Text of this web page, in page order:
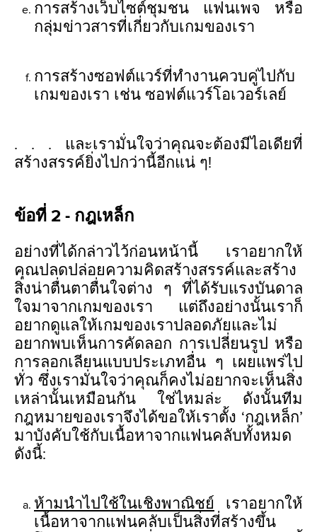
การสร้างเว็บไซต์ชุมชน แฟนเพจ หรือ
กลุ่มข่าวสารที่เกี่ยวกับเกมของเรา
การสร้างซอฟต์แวร์ที่ทำงานควบคู่ไปกับ
เกมของเรา เช่น ซอฟต์แวร์โอเวอร์เลย์
. . . และเรามั่นใจว่าคุณจะต้องมีไอเดียที่
สร้างสรรค์ยิ่งไปกว่านี้อีกแน่ ๆ!
ข้อที่ 2 - กฎเหล็ก
อย่างที่ได้กล่าวไว้ก่อนหน้านี้ เราอยากให้
คุณปลดปล่อยความคิดสร้างสรรค์และสร้าง
สิ่งน่าตื่นตาตื่นใจต่าง ๆ ที่ได้รับแรงบันดาล
ใจมาจากเกมของเรา แต่ถึงอย่างนั้นเราก็
อยากดูแลให้เกมของเราปลอดภัยและไม่
อยากพบเห็นการคัดลอก การเปลี่ยนรูป หรือ
การลอกเลียนแบบประเภทอื่น ๆ เผยแพร่ไป
ทั่ว ซึ่งเรามั่นใจว่าคุณก็คงไม่อยากจะเห็นสิ่ง
เหล่านั้นเหมือนกัน ใช่ไหมล่ะ ดังนั้นทีม
กฎหมายของเราจึงได้ขอให้เราตั้ง ‘กฎเหล็ก’
มาบังคับใช้กับเนื้อหาจากแฟนคลับทั้งหมด
ดังนี้:
ห้ามนำไปใช้ในเชิงพาณิชย์ เราอยากให้
เนื้อหาจากแฟนคลับเป็นสิ่งที่สร้างขึ้น